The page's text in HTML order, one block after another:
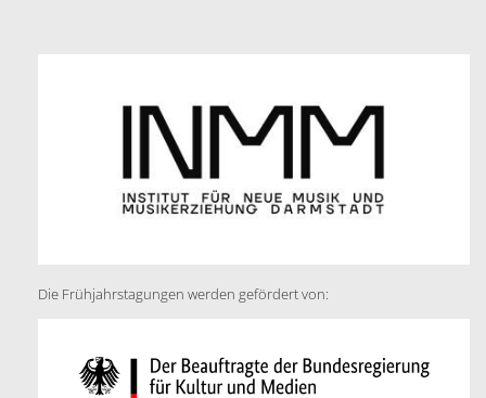
Die Frühjahrstagungen werden gefördert von: